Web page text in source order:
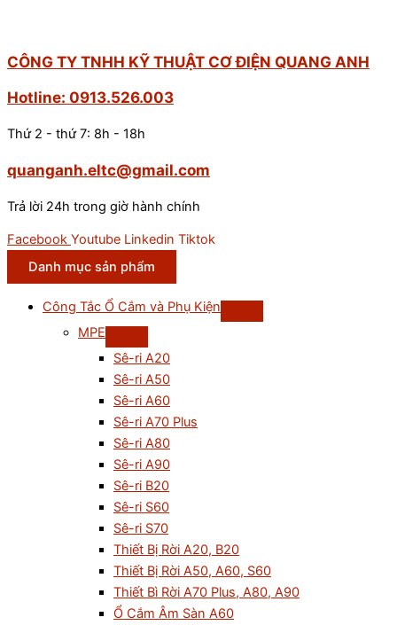
CÔNG TY TNHH KỸ THUẬT CƠ ĐIỆN QUANG ANH
Hotline: 0913.526.003
Thứ 2 - thứ 7: 8h - 18h
quanganh.eltc@gmail.com
Trả lời 24h trong giờ hành chính
Facebook Youtube Linkedin Tiktok
Danh mục sản phẩm
Công Tắc Ổ Cắm và Phụ Kiện
MPE
Sê-ri A20
Sê-ri A50
Sê-ri A60
Sê-ri A70 Plus
Sê-ri A80
Sê-ri A90
Sê-ri B20
Sê-ri S60
Sê-ri S70
Thiết Bị Rời A20, B20
Thiết Bị Rời A50, A60, S60
Thiết Bì Rời A70 Plus, A80, A90
Ổ Cắm Âm Sàn A60